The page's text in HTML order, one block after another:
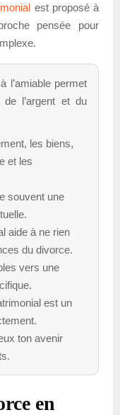
est proposé à
pensée pour
l’amiable permet
de l’argent et du
les biens,
et les
souvent une
aide à ne rien
du divorce.
vers une
est un
ton avenir
en